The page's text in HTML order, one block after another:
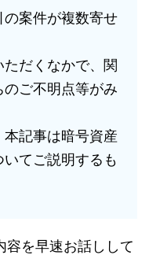
案件が複数寄せ
だくなかで、関
ご不明点等がみ
記事は暗号資産
てご説明するも
容を早速お話しして